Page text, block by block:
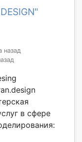
назад
в сфере